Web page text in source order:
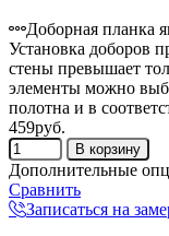
Доборная планка
Установка доборов
стены превышает
элементы можно
полотна и в
459руб.
Дополнительные
Сравнить
Записаться на